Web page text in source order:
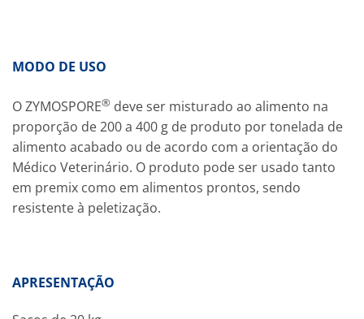
MODO DE USO
O ZYMOSPORE® deve ser misturado ao alimento na
proporção de 200 a 400 g de produto por tonelada de
alimento acabado ou de acordo com a orientação do
Médico Veterinário. O produto pode ser usado tanto
em premix como em alimentos prontos, sendo
resistente à peletização.
APRESENTAÇÃO